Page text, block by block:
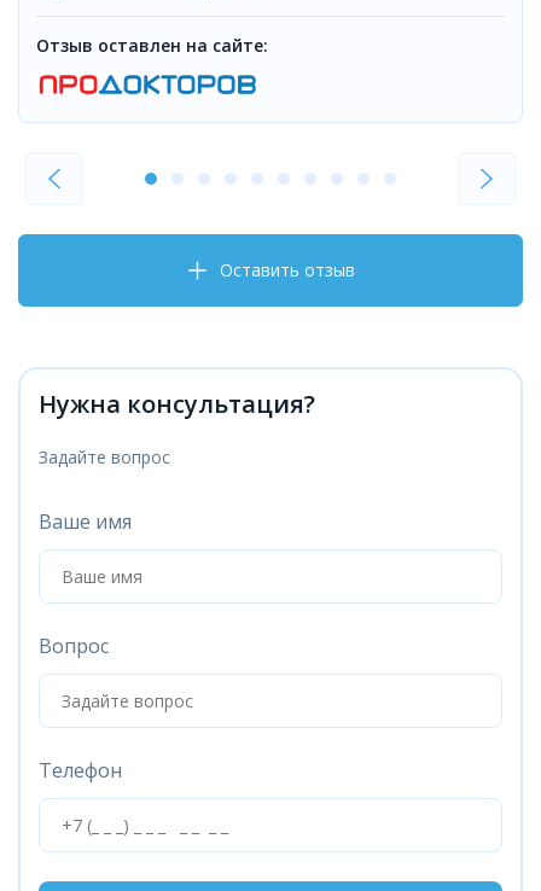
Отзыв оставлен на сайте:
Оставить отзыв
Нужна консультация?
Задайте вопрос
Ваше имя
Вопрос
Телефон